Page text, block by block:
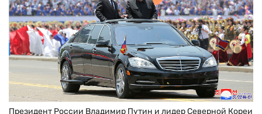
Президент России Владимир Путин и лидер Северной Кореи